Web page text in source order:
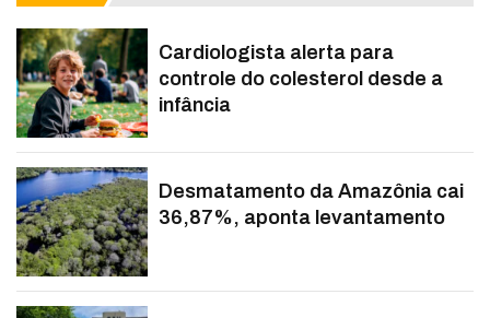
Cardiologista alerta para
controle do colesterol desde a
infância
Desmatamento da Amazônia cai
36,87%, aponta levantamento